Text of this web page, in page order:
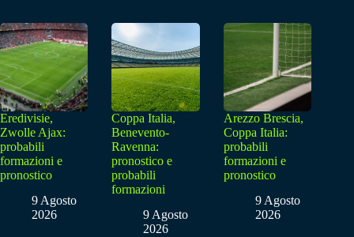
Eredivisie,
Zwolle Ajax:
probabili
formazioni e
pronostico
9 Agosto
2026
Coppa Italia,
Benevento-
Ravenna:
pronostico e
probabili
formazioni
9 Agosto
2026
Arezzo Brescia,
Coppa Italia:
probabili
formazioni e
pronostico
9 Agosto
2026